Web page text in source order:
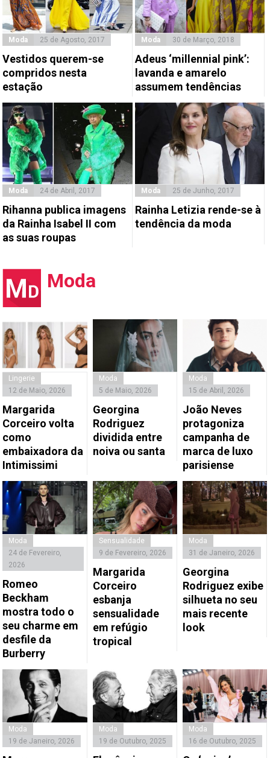
Moda 25 de Agosto, 2017
Vestidos querem-se
compridos nesta
estação
Moda 30 de Março, 2018
Adeus ‘millennial pink’:
lavanda e amarelo
assumem tendências
Moda 24 de Abril, 2017
Rihanna publica imagens
da Rainha Isabel II com
as suas roupas
Moda 25 de Junho, 2017
Rainha Letizia rende-se à
tendência da moda
Moda
Lingerie
12 de Maio, 2026
Margarida
Corceiro volta
como
embaixadora da
Intimissimi
Moda
5 de Maio, 2026
Georgina
Rodriguez
dividida entre
noiva ou santa
Moda
15 de Abril, 2026
João Neves
protagoniza
campanha de
marca de luxo
parisiense
Moda
24 de Fevereiro,
2026
Romeo
Beckham
mostra todo o
seu charme em
desfile da
Burberry
Sensualidade
9 de Fevereiro, 2026
Margarida
Corceiro
esbanja
sensualidade
em refúgio
tropical
Moda
31 de Janeiro, 2026
Georgina
Rodriguez exibe
silhueta no seu
mais recente
look
Moda
19 de Janeiro, 2026
Moda
19 de Outubro, 2025
Moda
16 de Outubro, 2025